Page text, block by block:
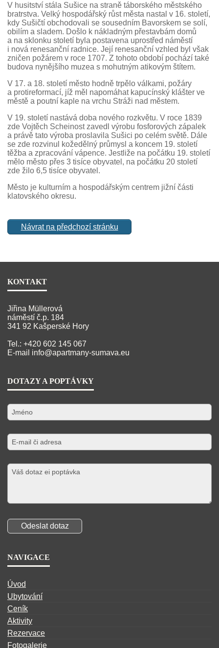
V husitství stála Sušice na straně táborského městského
bratrstva. Velký hospodářský růst města nastal v 16. století,
kdy Sušičtí obchodovali se sousedním Bavorskem se solí,
obilím a sladem. Došlo k nákladným přestavbám domů
a na sklonku století byla postavena uprostřed náměstí
i nová renesanční radnice. Její renesanční vzhled byl však
zničen požárem v roce 1707. Z tohoto období pochází také
budova nynějšího muzea s mohutným atikovým štítem.
V 17. a 18. století město hodně trpělo válkami, požáry
a protireformací, jíž měl napomáhat kapucínský klášter ve
městě a poutní kaple na vrchu Stráži nad městem.
V 19. století nastává doba nového rozkvětu. V roce 1839
zde Vojtěch Scheinost zavedl výrobu fosforových zápalek
a právě tato výroba proslavila Sušici po celém světě. Dále
se zde rozvinul kožedělný průmysl a koncem 19. století
těžba a zpracování vápence. Jestliže na počátku 19. století
mělo město přes 3 tisíce obyvatel, na počátku 20 století
zde žilo 6,5 tisíce obyvatel.
Město je kulturním a hospodářským centrem jižní části
klatovského okresu.
Návrat na předchozí stránku
KONTAKT
Jiřina Müllerová
náměstí č.p. 184
341 92 Kašperské Hory
Tel.: +420 602 145 067
E-mail info@apartmany-sumava.eu
DOTAZY A POPTÁVKY
NAVIGACE
Úvod
Ubytování
Ceník
Aktivity
Rezervace
Fotogalerie